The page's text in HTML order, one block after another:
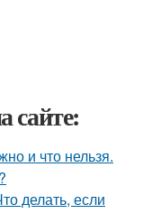
сайте:
и что нельзя.
делать, если